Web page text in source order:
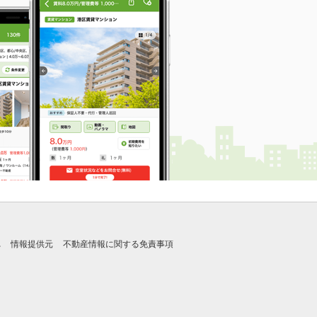
情報提供元 不動産情報に関する免責事項